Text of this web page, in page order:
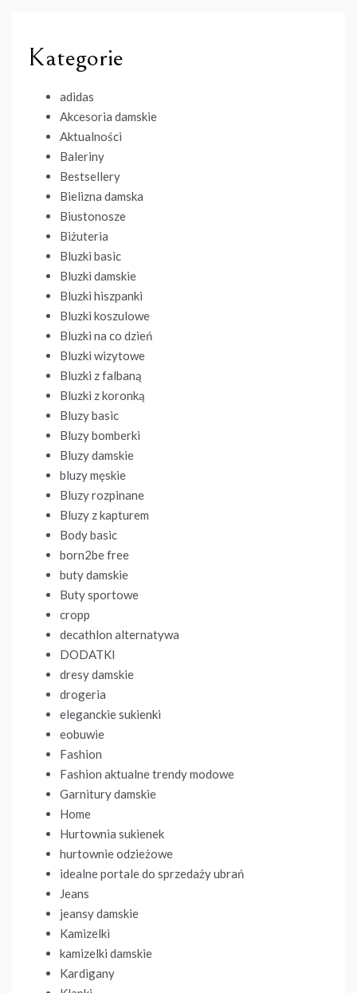
Kategorie
adidas
Akcesoria damskie
Aktualności
Baleriny
Bestsellery
Bielizna damska
Biustonosze
Biżuteria
Bluzki basic
Bluzki damskie
Bluzki hiszpanki
Bluzki koszulowe
Bluzki na co dzień
Bluzki wizytowe
Bluzki z falbaną
Bluzki z koronką
Bluzy basic
Bluzy bomberki
Bluzy damskie
bluzy męskie
Bluzy rozpinane
Bluzy z kapturem
Body basic
born2be free
buty damskie
Buty sportowe
cropp
decathlon alternatywa
DODATKI
dresy damskie
drogeria
eleganckie sukienki
eobuwie
Fashion
Fashion aktualne trendy modowe
Garnitury damskie
Home
Hurtownia sukienek
hurtownie odzieżowe
idealne portale do sprzedaży ubrań
Jeans
jeansy damskie
Kamizelki
kamizelki damskie
Kardigany